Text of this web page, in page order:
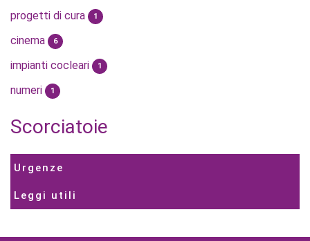
progetti di cura 1
cinema 6
impianti cocleari 1
numeri 1
Scorciatoie
Urgenze
Leggi utili